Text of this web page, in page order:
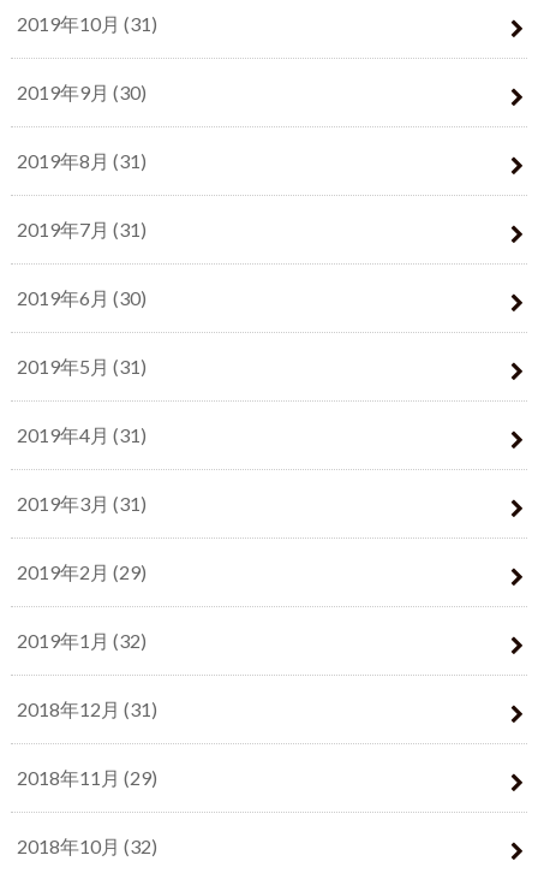
2019年10月 (31)
2019年9月 (30)
2019年8月 (31)
2019年7月 (31)
2019年6月 (30)
2019年5月 (31)
2019年4月 (31)
2019年3月 (31)
2019年2月 (29)
2019年1月 (32)
2018年12月 (31)
2018年11月 (29)
2018年10月 (32)